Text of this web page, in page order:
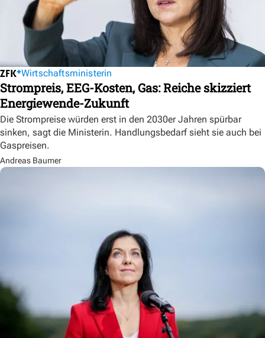
Wirtschaftsministerin
Strompreis, EEG-Kosten, Gas: Reiche skizziert
Energiewende-Zukunft
Die Strompreise würden erst in den 2030er Jahren spürbar
sinken, sagt die Ministerin. Handlungsbedarf sieht sie auch bei
Gaspreisen.
Andreas Baumer